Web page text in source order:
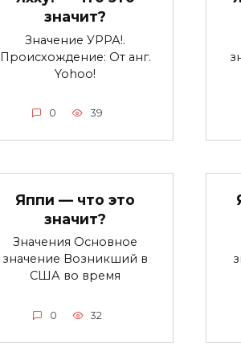
значит?
Значение УРРА!.
Происхождение: От анг.
Yohoo!
0 39
Яппи — что это
значит?
Значения Основное
значение Возникший в
США во время
0 32